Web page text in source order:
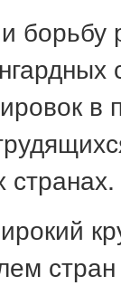
борьбу
в
странах.